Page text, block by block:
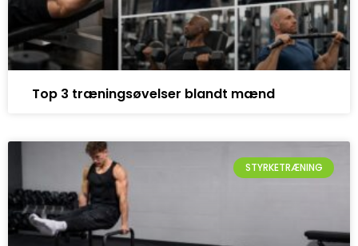
Top 3 træningsøvelser blandt mænd
STYRKETRÆNING